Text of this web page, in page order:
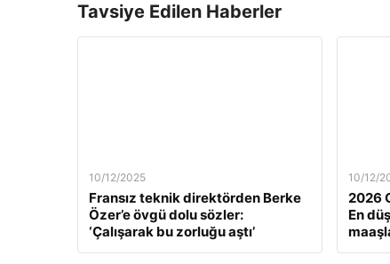
Tavsiye Edilen Haberler
10/12/2025
Fransız teknik direktörden Berke
Özer’e övgü dolu sözler:
‘Çalışarak bu zorluğu aştı’
10/12/
2026
En